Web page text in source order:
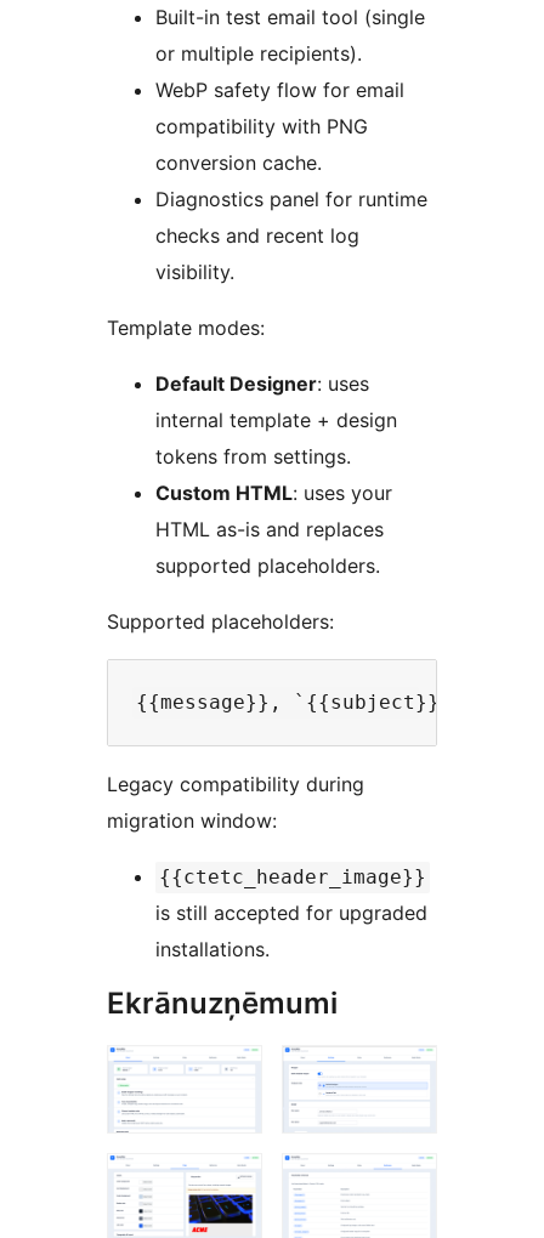
Built-in test email tool (single
or multiple recipients).
WebP safety flow for email
compatibility with PNG
conversion cache.
Diagnostics panel for runtime
checks and recent log
visibility.
Template modes:
Default Designer: uses
internal template + design
tokens from settings.
Custom HTML: uses your
HTML as-is and replaces
supported placeholders.
Supported placeholders:
Legacy compatibility during
migration window:
{{ctetc_header_image}}
is still accepted for upgraded
installations.
Ekrānuzņēmumi